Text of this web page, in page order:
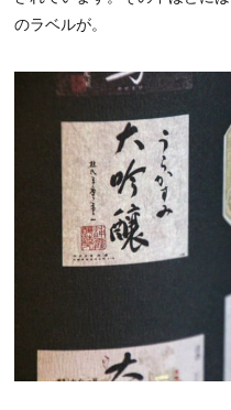
のラベルが。